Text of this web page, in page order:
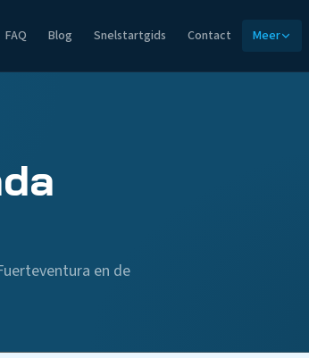
FAQ Blog Snelstartgids Contact Meer
en de